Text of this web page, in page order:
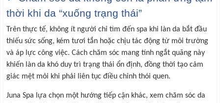
thời khi da “xuống trạng thái”
Trên thực tế, không ít người chỉ tìm đến spa khi làn da bắt đầu
thiếu sức sống, kém tươi tắn hoặc chịu tác động từ môi trường
và áp lực công việc. Cách chăm sóc mang tính ngắt quãng này
khiến làn da khó duy trì trạng thái ổn định, đồng thời tạo cảm
giác mệt mỏi khi phải liên tục điều chỉnh thói quen.
Juna Spa lựa chọn một hướng tiếp cận khác, xem chăm sóc da